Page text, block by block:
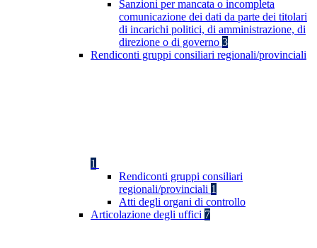
Sanzioni per mancata o incompleta
comunicazione dei dati da parte dei titolari
di incarichi politici, di amministrazione, di
direzione o di governo 3
Rendiconti gruppi consiliari regionali/provinciali
1
Rendiconti gruppi consiliari
regionali/provinciali 1
Atti degli organi di controllo
Articolazione degli uffici 7